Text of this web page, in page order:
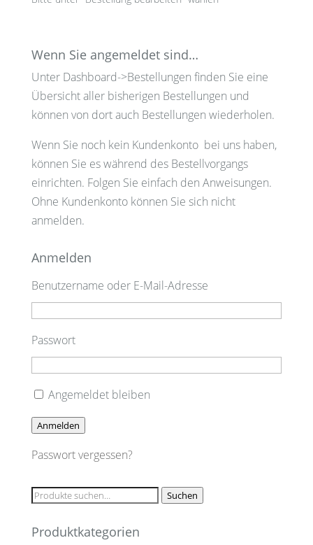
Wenn Sie angemeldet sind…
Unter Dashboard->Bestellungen finden Sie eine
Übersicht aller bisherigen Bestellungen und
können von dort auch Bestellungen wiederholen.
Wenn Sie noch kein Kundenkonto bei uns haben,
können Sie es während des Bestellvorgangs
einrichten. Folgen Sie einfach den Anweisungen.
Ohne Kundenkonto können Sie sich nicht
anmelden.
Anmelden
Benutzername oder E-Mail-Adresse
Passwort
Angemeldet bleiben
Anmelden
Passwort vergessen?
Suche
Suchen
Produktkategorien